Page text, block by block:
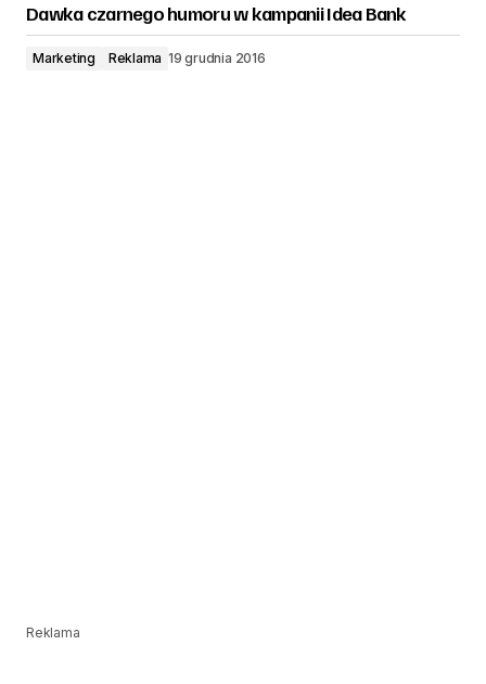
Dawka czarnego humoru w kampanii Idea Bank
Marketing Reklama 19 grudnia 2016
Reklama